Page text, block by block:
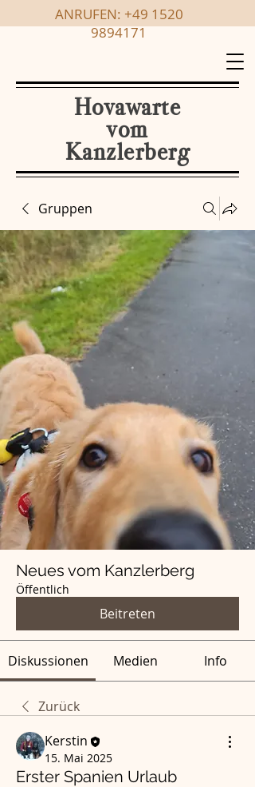
Hovawarte
vom
Kanzlerberg
ANRUFEN: +49 1520
9894171
Gruppen
Neues vom Kanzlerberg
Öffentlich
Beitreten
Diskussionen Medien Info
Zurück
Kerstin
15. Mai 2025
Erster Spanien Urlaub